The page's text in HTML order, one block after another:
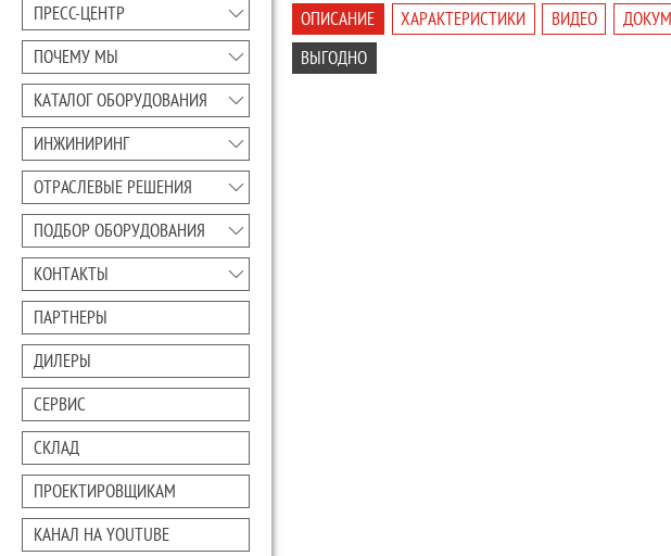
ПРЕCC-ЦЕНТР
ПОЧЕМУ МЫ
КАТАЛОГ ОБОРУДОВАНИЯ
ИНЖИНИРИНГ
ОТРАСЛЕВЫЕ РЕШЕНИЯ
ПОДБОР ОБОРУДОВАНИЯ
КОНТАКТЫ
ПАРТНЕРЫ
ДИЛЕРЫ
СЕРВИС
СКЛАД
ПРОЕКТИРОВЩИКАМ
КАНАЛ НА YOUTUBE
ОПИСАНИЕ ХАРАКТЕРИСТИКИ ВИДЕО
ВЫГОДНО